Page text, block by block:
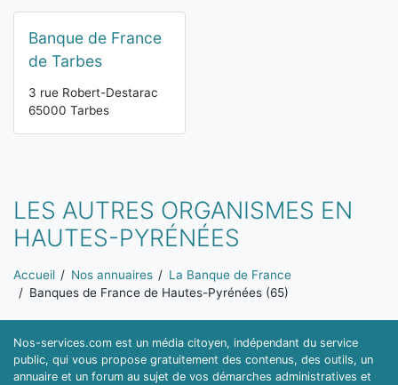
Banque de France
de Tarbes
3 rue Robert-Destarac
65000 Tarbes
LES AUTRES ORGANISMES EN
HAUTES-PYRÉNÉES
Vous êtes ici:
Accueil Nos annuaires
La Banque de France
Banques de France de Hautes-Pyrénées (65)
Nos-services.com est un média citoyen, indépendant du service
public, qui vous propose gratuitement des contenus, des outils, un
annuaire et un forum au sujet de vos démarches administratives et